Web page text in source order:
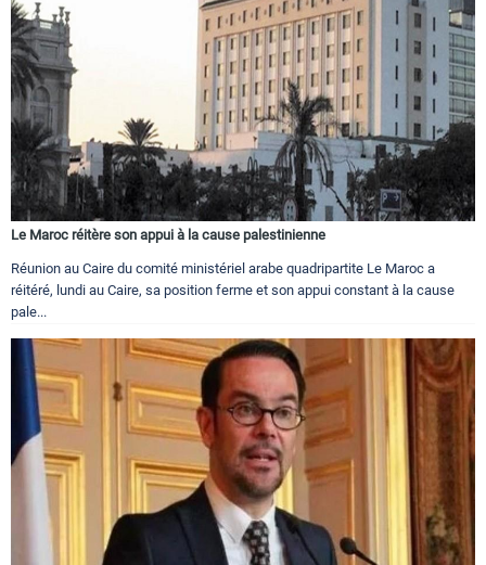
Le Maroc réitère son appui à la cause palestinienne
Réunion au Caire du comité ministériel arabe quadripartite Le Maroc a
réitéré, lundi au Caire, sa position ferme et son appui constant à la cause
pale...